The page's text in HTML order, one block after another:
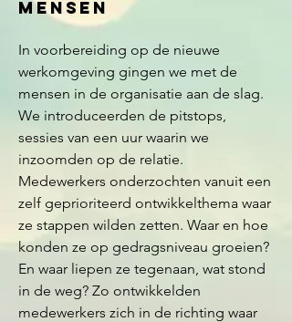
mensen
In voorbereiding op de nieuwe
werkomgeving gingen we met de
mensen in de organisatie aan de slag.
We introduceerden de pitstops,
sessies van een uur waarin we
inzoomden op de relatie.
Medewerkers onderzochten vanuit een
zelf geprioriteerd ontwikkelthema waar
ze stappen wilden zetten. Waar en hoe
konden ze op gedragsniveau groeien?
En waar liepen ze tegenaan, wat stond
in de weg? Zo ontwikkelden
medewerkers zich in de richting waar